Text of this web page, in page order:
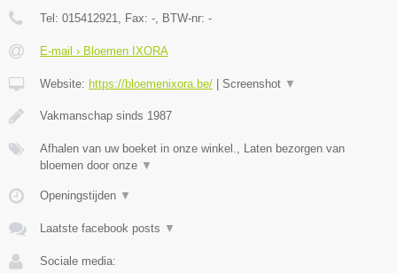
Tel: 015412921, Fax: -, BTW-nr: -
E-mail › Bloemen IXORA
Website: https://bloemenixora.be/ Screenshot ▼
Vakmanschap sinds 1987
Afhalen van uw boeket in onze winkel., Laten bezorgen van
bloemen door onze ▼
Openingstijden ▼
Laatste facebook posts ▼
Sociale media: